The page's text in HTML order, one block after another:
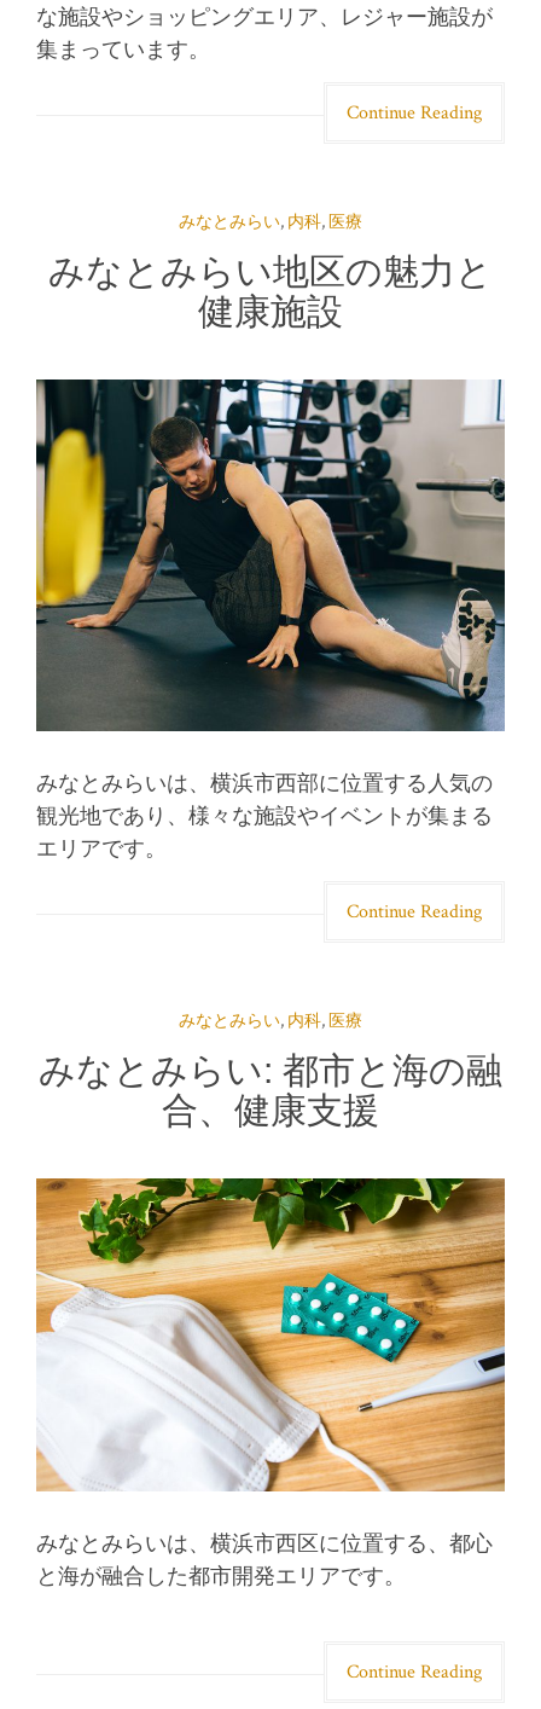
な施設やショッピングエリア、レジャー施設が
集まっています。
Continue Reading
みなとみらい, 内科, 医療
みなとみらい地区の魅力と
健康施設
みなとみらいは、横浜市西部に位置する人気の
観光地であり、様々な施設やイベントが集まる
エリアです。
Continue Reading
みなとみらい, 内科, 医療
みなとみらい: 都市と海の融
合、健康支援
みなとみらいは、横浜市西区に位置する、都心
と海が融合した都市開発エリアです。
Continue Reading